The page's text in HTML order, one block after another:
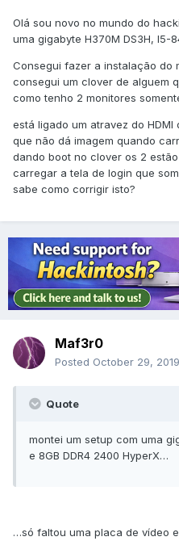
Olá sou novo no mundo do
uma gigabyte H370M DS3H, I5-
Consegui fazer a instalação do
consegui um clover de alguem
como tenho 2 monitores
está ligado um atravez do
que não dá imagem quando
dando boot no clover os 2
carregar a tela de login que
sabe como corrigir isto?
Maf3r0
Posted October 29, 2019
Quote
montei um setup com uma
e 8GB DDR4 2400 HyperX…
…só faltou uma placa de vídeo